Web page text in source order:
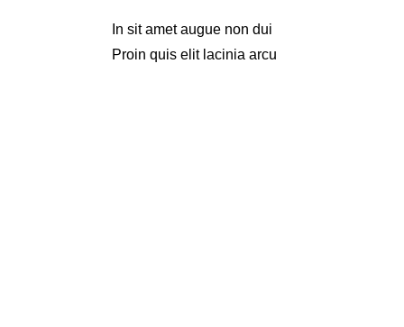
In sit amet augue non dui
Proin quis elit lacinia arcu